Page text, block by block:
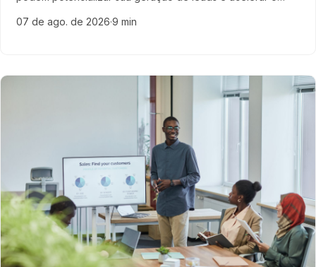
de saúde digital.
07 de ago. de 2026·9 min